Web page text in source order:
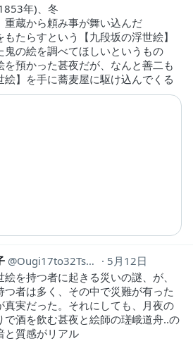
年)、冬
重蔵から頼み事が舞い込んだ
たらすという【九段坂の浮世絵】
鬼の絵を調べてほしいというもの
を預かった甚夜だが、なんと善二も
絵】を手に蕎麦屋に駆け込んでくる
Ougi17to32Tsuki
5月12日
を持つ者に起きる災いの謎、が、
つ者は多く、その中で災難が有った
真実だった。それにしても、月夜の
で酒を飲む甚夜と絵師の瑳峨道舟‥の
質感がリアル